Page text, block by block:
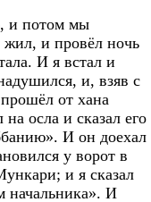
и потом мы
жил, и провёл ночь
И я встал и
и, взяв с
от хана
осла и сказал его
И он доехал
у ворот в
и я сказал
начальника». И